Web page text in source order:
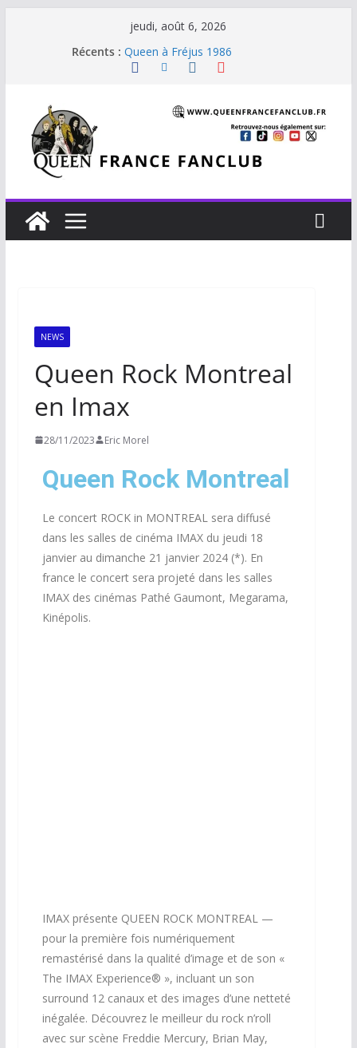
jeudi, août 6, 2026
Récents : Queen à Fréjus 1986
The Cross : Liar
Staying Power (45 tours Japon)
NEWS
Queen Rock Montreal
en Imax
28/11/2023 Eric Morel
Queen Rock Montreal
Le concert ROCK in MONTREAL sera diffusé
dans les salles de cinéma IMAX du jeudi 18
janvier au dimanche 21 janvier 2024 (*). En
france le concert sera projeté dans les salles
IMAX des cinémas Pathé Gaumont, Megarama,
Kinépolis.
IMAX présente QUEEN ROCK MONTREAL —
pour la première fois numériquement
remastérisé dans la qualité d’image et de son «
The IMAX Experience® », incluant un son
surround 12 canaux et des images d’une netteté
inégalée. Découvrez le meilleur du rock n’roll
avec sur scène Freddie Mercury, Brian May,